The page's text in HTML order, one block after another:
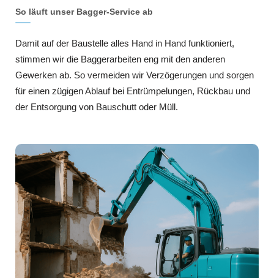
So läuft unser Bagger-Service ab
Damit auf der Baustelle alles Hand in Hand funktioniert,
stimmen wir die Baggerarbeiten eng mit den anderen
Gewerken ab. So vermeiden wir Verzögerungen und sorgen
für einen zügigen Ablauf bei Entrümpelungen, Rückbau und
der Entsorgung von Bauschutt oder Müll.